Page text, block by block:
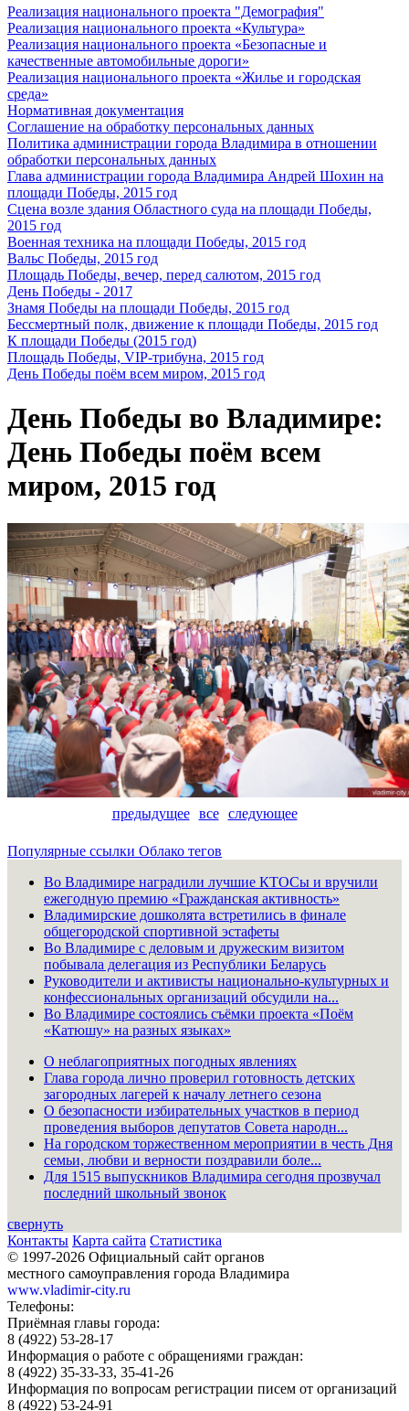
Реализация национального проекта "Демография"
Реализация национального проекта «Культура»
Реализация национального проекта «Безопасные и
качественные автомобильные дороги»
Реализация национального проекта «Жилье и городская
среда»
Нормативная документация
Соглашение на обработку персональных данных
Политика администрации города Владимира в отношении
обработки персональных данных
Глава администрации города Владимира Андрей Шохин на
площади Победы, 2015 год
Сцена возле здания Областного суда на площади Победы,
2015 год
Военная техника на площади Победы, 2015 год
Вальс Победы, 2015 год
Площадь Победы, вечер, перед салютом, 2015 год
День Победы - 2017
Знамя Победы на площади Победы, 2015 год
Бессмертный полк, движение к площади Победы, 2015 год
К площади Победы (2015 год)
Площадь Победы, VIP-трибуна, 2015 год
День Победы поём всем миром, 2015 год
День Победы во Владимире:
День Победы поём всем
миром, 2015 год
предыдущее все следующее
Популярные ссылки Облако тегов
Во Владимире наградили лучшие КТОСы и вручили
ежегодную премию «Гражданская активность»
Владимирские дошколята встретились в финале
общегородской спортивной эстафеты
Во Владимире с деловым и дружеским визитом
побывала делегация из Республики Беларусь
Руководители и активисты национально-культурных и
конфессиональных организаций обсудили на...
Во Владимире состоялись съёмки проекта «Поём
«Катюшу» на разных языках»
О неблагоприятных погодных явлениях
Глава города лично проверил готовность детских
загородных лагерей к началу летнего сезона
О безопасности избирательных участков в период
проведения выборов депутатов Совета народн...
На городском торжественном мероприятии в честь Дня
семьи, любви и верности поздравили боле...
Для 1515 выпускников Владимира сегодня прозвучал
последний школьный звонок
свернуть
Контакты Карта сайта Статистика
© 1997-2026 Официальный сайт органов
местного самоуправления города Владимира
www.vladimir-city.ru
Телефоны:
Приёмная главы города:
8 (4922) 53-28-17
Информация о работе с обращениями граждан:
8 (4922) 35-33-33, 35-41-26
Информация по вопросам регистрации писем от организаций
8 (4922) 53-24-91